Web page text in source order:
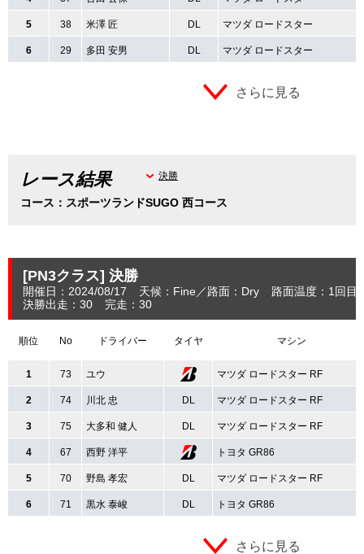
5 38 米澤 匠 DL マツダ ロードスター
6 29 多田 安男 DL マツダ ロードスター
さらに見る
レース結果
コース：スポーツランドSUGO 西コース
決勝
[PN3クラス] 決勝
開催日：2024/08/17 天候：Fine 路面：Dry
路面温度：1回
決勝出走：30
完走：30
順位 No ドライバー タイヤ マシン
1 73 ユウ マツダ ロードスター RF
2 74 川北 忠 DL マツダ ロードスター RF
3 75 大多和 健人 DL マツダ ロードスター RF
4 67 西野 洋平 トヨタ GR86
5 70 野島 孝宏 DL マツダ ロードスター RF
6 71 黒水 泰峻 DL トヨタ GR86
さらに見る